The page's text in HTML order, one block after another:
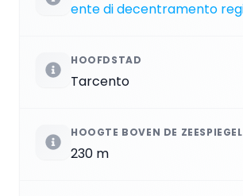
HOOFDSTAD
Tarcento
HOOGTE BOVEN DE ZEESPIEGEL
230 m